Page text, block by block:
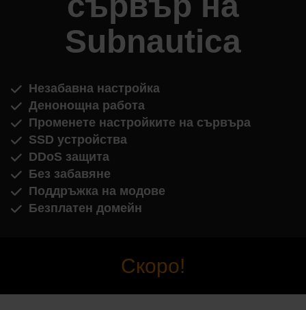
Subnautica
Незабавна настройка
Денонощна работа
Променете настройките на сървъра
SSD устройства
DDoS защита
Без забавяне
Поддръжка на модове
Безплатен домейн
Скоро!